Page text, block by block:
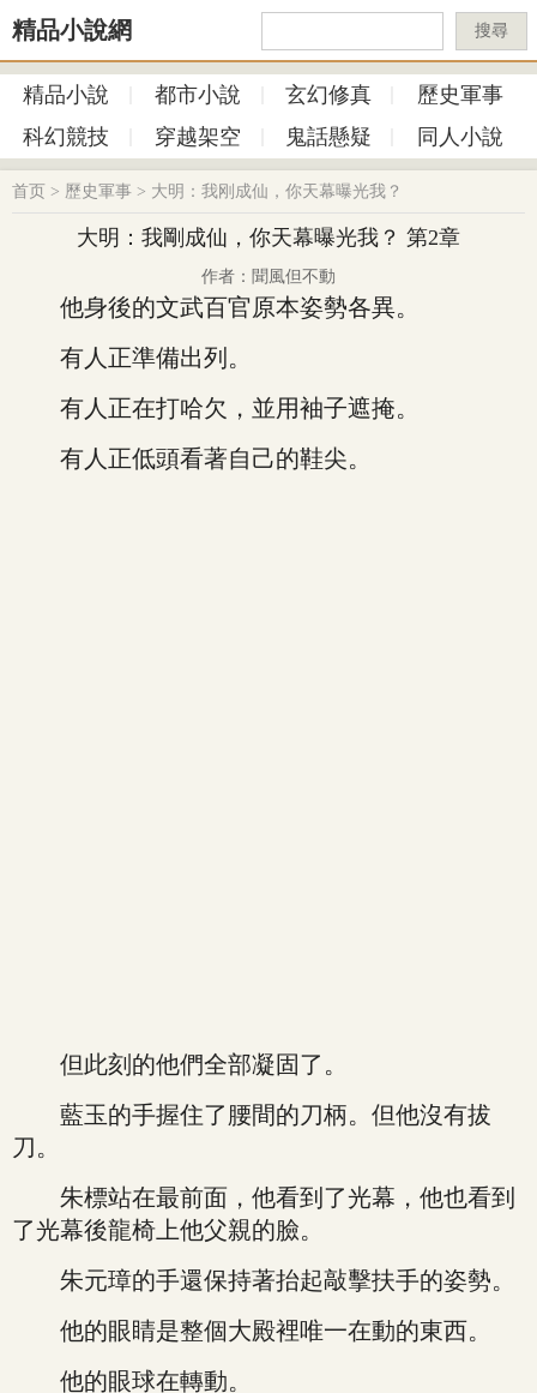
精品小說網 搜尋
精品小說 都市小說 玄幻修真
歷史軍事
科幻競技
穿越架空 鬼話懸疑 同人小說
首页 > 歷史軍事 > 大明：我刚成仙，你天幕曝光我？
大明：我剛成仙，你天幕曝光我？ 第2章
作者：聞風但不動
他身後的文武百官原本姿勢各異。
有人正準備出列。
有人正在打哈欠，並用袖子遮掩。
有人正低頭看著自己的鞋尖。
但此刻的他們全部凝固了。
藍玉的手握住了腰間的刀柄。但他沒有拔
刀。
朱標站在最前面，他看到了光幕，他也看到
了光幕後龍椅上他父親的臉。
朱元璋的手還保持著抬起敲擊扶手的姿勢。
他的眼睛是整個大殿裡唯一在動的東西。
他的眼球在轉動。